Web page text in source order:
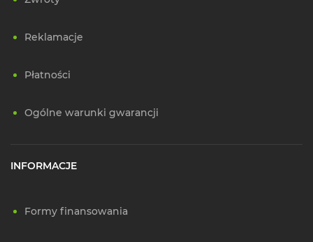
Reklamacje
Płatności
Ogólne warunki gwarancji
INFORMACJE
Formy finansowania